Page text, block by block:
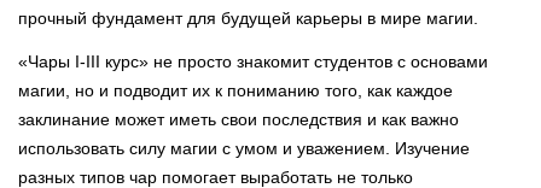
прочный фундамент для будущей карьеры в мире магии.
«Чары I-III курс» не просто знакомит студентов с основами
магии, но и подводит их к пониманию того, как каждое
заклинание может иметь свои последствия и как важно
использовать силу магии с умом и уважением. Изучение
разных типов чар помогает выработать не только